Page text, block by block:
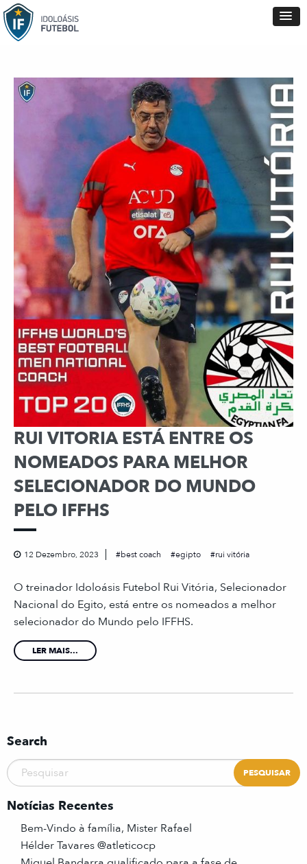
RUI VITORIA ESTÁ ENTRE OS
NOMEADOS PARA MELHOR
SELECIONADOR DO MUNDO
PELO IFFHS
12 Dezembro, 2023 best coach egipto rui vitória
O treinador Idoloásis Futebol Rui Vitória, Selecionador
Nacional do Egito, está entre os nomeados a melhor
selecionador do Mundo pelo IFFHS.
LER MAIS...
Search
Notícias Recentes
Bem-Vindo à família, Mister Rafael
Hélder Tavares @atleticocp